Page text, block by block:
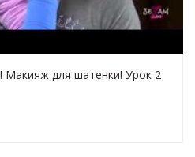
Макияж для шатенки! Урок 2